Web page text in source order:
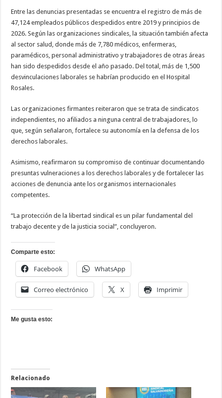
Entre las denuncias presentadas se encuentra el registro de más de
47,124 empleados públicos despedidos entre 2019 y principios de
2026. Según las organizaciones sindicales, la situación también afecta
al sector salud, donde más de 7,780 médicos, enfermeras,
paramédicos, personal administrativo y trabajadores de otras áreas
han sido despedidos desde el año pasado. Del total, más de 1,500
desvinculaciones laborales se habrían producido en el Hospital
Rosales.
Las organizaciones firmantes reiteraron que se trata de sindicatos
independientes, no afiliados a ninguna central de trabajadores, lo
que, según señalaron, fortalece su autonomía en la defensa de los
derechos laborales.
Asimismo, reafirmaron su compromiso de continuar documentando
presuntas vulneraciones a los derechos laborales y de fortalecer las
acciones de denuncia ante los organismos internacionales
competentes.
“La protección de la libertad sindical es un pilar fundamental del
trabajo decente y de la justicia social”, concluyeron.
Comparte esto:
Facebook WhatsApp
Correo electrónico X Imprimir
Me gusta esto:
Relacionado